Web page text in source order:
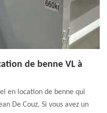
de benne VL à
en location de benne qui
De Couz. Si vous avez un